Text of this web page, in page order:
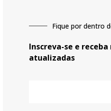
Fique por dentro
Inscreva-se e
atualizadas